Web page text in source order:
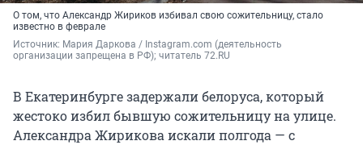
О том, что Александр Жириков избивал свою сожительницу, стало
известно в феврале
Источник: Мария Даркова / Instagram.com (деятельность
организации запрещена в РФ); читатель 72.RU
В Екатеринбурге задержали белоруса, который
жестоко избил бывшую сожительницу на улице.
Александра Жирикова искали полгода — с